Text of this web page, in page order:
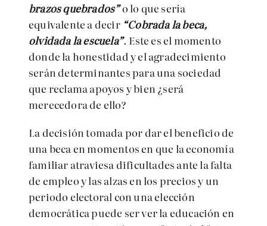
brazos quebrados”o lo que sería
equivalente a decir “Cobrada la beca,
olvidada la escuela”. Este es el momento
donde la honestidad y el agradecimiento
serán determinantes para una sociedad
que reclama apoyos y bien ¿será
merecedora de ello?
La decisión tomada por dar el beneficio de
una beca en momentos en que la economía
familiar atraviesa dificultades ante la falta
de empleo y las alzas en los precios y un
periodo electoral con una elección
democrática puede ser ver la educación en